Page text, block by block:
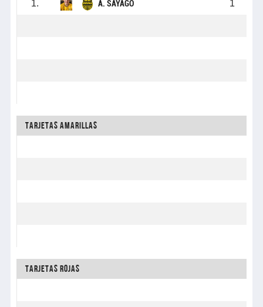
1. A. SAYAGO 1
Tarjetas Amarillas
Tarjetas Rojas